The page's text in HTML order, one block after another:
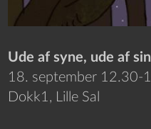
Ude af syne, ude af
18. september 12.30-
Dokk1, Lille Sal